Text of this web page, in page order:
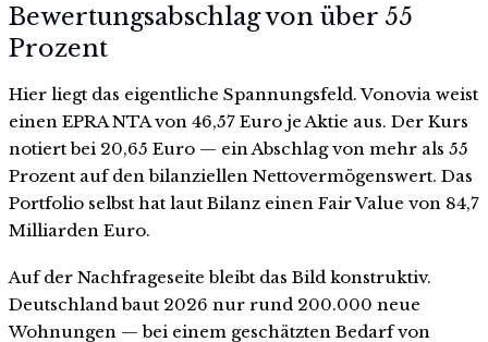
Bewertungsabschlag von über 55
Prozent
Hier liegt das eigentliche Spannungsfeld. Vonovia weist
einen EPRA NTA von 46,57 Euro je Aktie aus. Der Kurs
notiert bei 20,65 Euro — ein Abschlag von mehr als 55
Prozent auf den bilanziellen Nettovermögenswert. Das
Portfolio selbst hat laut Bilanz einen Fair Value von 84,7
Milliarden Euro.
Auf der Nachfrageseite bleibt das Bild konstruktiv.
Deutschland baut 2026 nur rund 200.000 neue
Wohnungen — bei einem geschätzten Bedarf von